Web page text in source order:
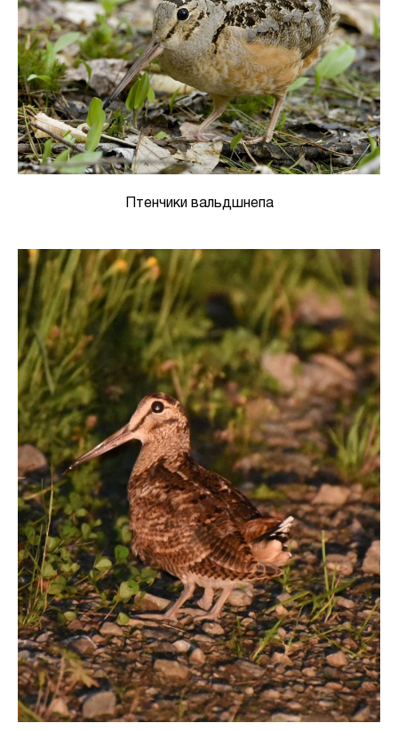
Птенчики вальдшнепа